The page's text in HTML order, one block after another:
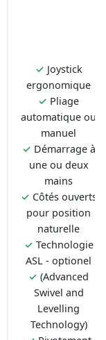
✓ Joystick
ergonomique
✓ Pliage
automatique ou
manuel
✓ Démarrage à
une ou deux
mains
✓ Côtés ouverts
pour position
naturelle
✓ Technologie
ASL - optionel
✓ (Advanced
Swivel and
Levelling
Technology)